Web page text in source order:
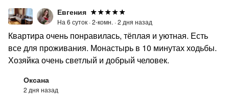
Евгения
На 6 суток ·2-комн. ·2 дня назад
Квартира очень понравилась, тёплая и уютная. Есть
все для проживания. Монастырь в 10 минутах ходьбы.
Хозяйка очень светлый и добрый человек.
Оксана
2 дня назад